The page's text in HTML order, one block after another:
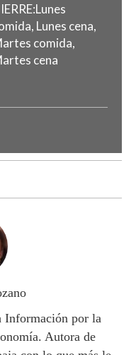
Lunes cena,
comida,
cena
Información por la
Autora de